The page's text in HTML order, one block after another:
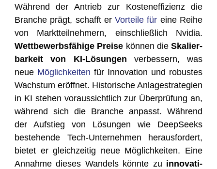
Wäh­rend der Antrieb zur Kos­ten­ef­fi­zi­enz die
Bran­che prägt, schafft erVor­tei­le für eine Rei­he
von Markt­teil­neh­mern, ein­schließ­lich Nvi­dia.
Wett­be­werbs­fä­hi­ge Prei­se kön­nen die Ska­lier­
bar­keit von KI-Lösun­gen ver­bes­sern, was
neue Mög­lich­kei­ten für Inno­va­ti­on und robus­tes
Wachs­tum eröff­net. His­to­ri­sche Anla­ge­stra­te­gien
in KI ste­hen vor­aus­sicht­lich zur Über­prü­fung an,
wäh­rend sich die Bran­che anpasst. Wäh­rend
der Auf­stieg von Lösun­gen wie Deep­Seeks
bestehen­de Tech-Unter­neh­men her­aus­for­dert,
bie­tet er gleich­zei­tig neue Mög­lich­kei­ten. Eine
Annah­me die­ses Wan­dels könn­te zu inno­va­ti­